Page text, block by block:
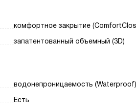
комфортное закрытие
запатентованный объемный (3D)
водонепроницаемость (Waterproof)
Есть